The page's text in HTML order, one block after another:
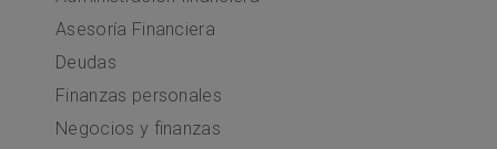
Asesoría Financiera
Deudas
Finanzas personales
Negocios y finanzas